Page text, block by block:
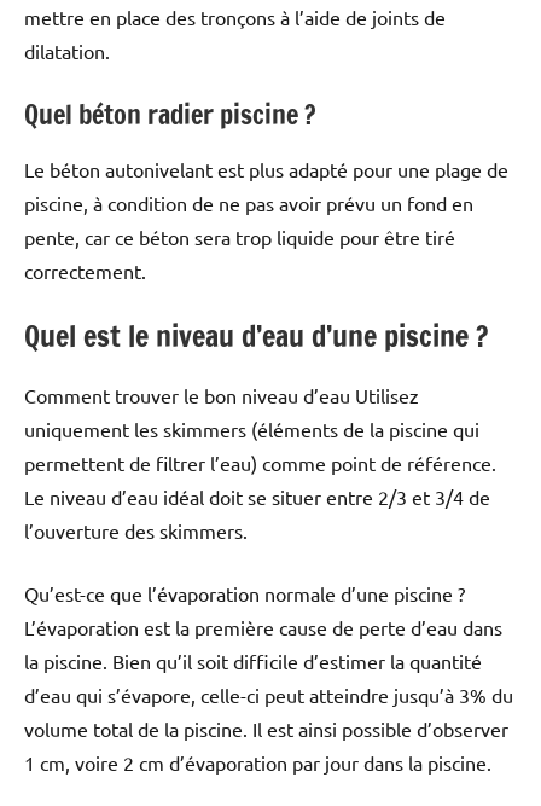
mettre en place des tronçons à l’aide de joints de
dilatation.
Quel béton radier piscine ?
Le béton autonivelant est plus adapté pour une plage de
piscine, à condition de ne pas avoir prévu un fond en
pente, car ce béton sera trop liquide pour être tiré
correctement.
Quel est le niveau d’eau d’une piscine ?
Comment trouver le bon niveau d’eau Utilisez
uniquement les skimmers (éléments de la piscine qui
permettent de filtrer l’eau) comme point de référence.
Le niveau d’eau idéal doit se situer entre 2/3 et 3/4 de
l’ouverture des skimmers.
Qu’est-ce que l’évaporation normale d’une piscine ?
L’évaporation est la première cause de perte d’eau dans
la piscine. Bien qu’il soit difficile d’estimer la quantité
d’eau qui s’évapore, celle-ci peut atteindre jusqu’à 3% du
volume total de la piscine. Il est ainsi possible d’observer
1 cm, voire 2 cm d’évaporation par jour dans la piscine.